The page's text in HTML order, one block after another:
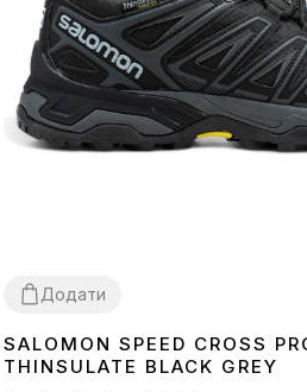
Додати
41424344 45 46
SALOMON SPEED CROSS
THINSULATE BLACK GREY